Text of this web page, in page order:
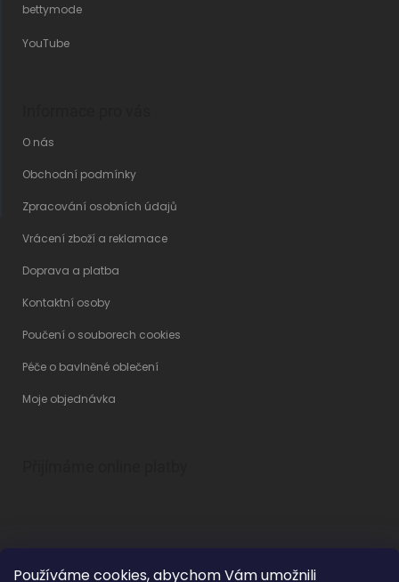
Používáme cookies, abychom Vám umožnili
bettymode
YouTube
O nás
Obchodní podmínky
Zpracování osobních údajů
Vrácení zboží a reklamace
Doprava a platba
Kontaktní osoby
Poučení o souborech cookies
Péče o bavlněné oblečení
Moje objednávka